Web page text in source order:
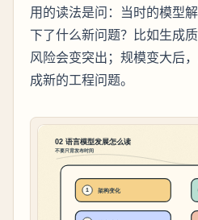
用的读法是问：当时的模型
下了什么新问题？比如生成
风险会变突出；规模变大后
成新的工程问题。